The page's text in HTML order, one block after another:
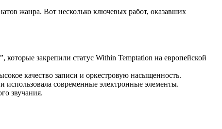
жанра. Вот несколько ключевых работ, оказавших
, которые закрепили статус Within Temptation на европейской
качество записи и оркестровую насыщенность.
использовала современные электронные элементы.
звучания.